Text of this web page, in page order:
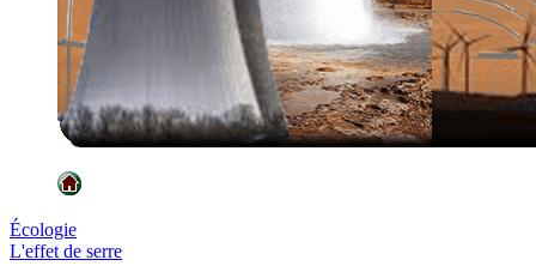
Écologie
L'effet de serre